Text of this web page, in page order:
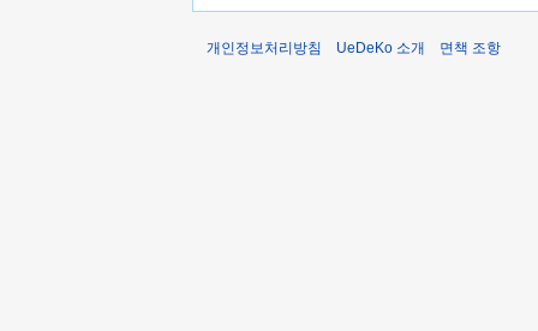
개인정보처리방침 UeDeKo 소개 면책 조항